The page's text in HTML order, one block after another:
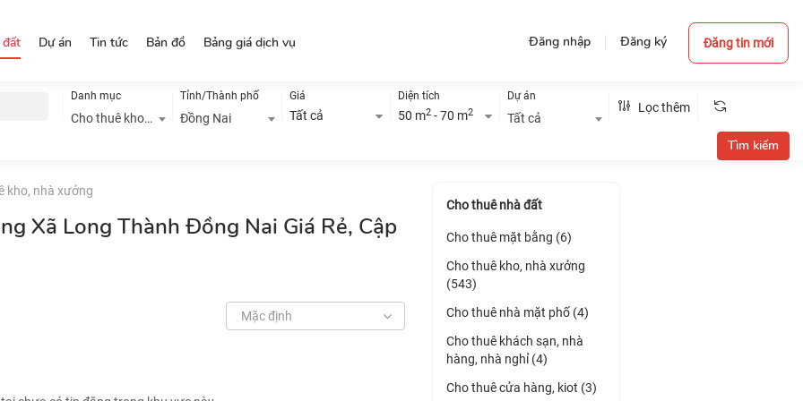
Đăng nhập Đăng ký Đăng tin mới
đất Dự án Tin tức Bản đồ Bảng giá dịch vụ
Danh mục
Cho thuê kho, nhà xưởng
Tỉnh/Thành phố
Đồng Nai
Giá
Tất cả
Diện tích
50 m2 - 70 m2
Dự án
Tất cả
Lọc thêm
kho, nhà xưởng
Xã Long Thành Đồng Nai Giá Rẻ, Cập
Mặc định
Cho thuê nhà đất
Cho thuê mặt bằng (6)
Cho thuê kho, nhà xưởng
(543)
Cho thuê nhà mặt phố (4)
Cho thuê khách sạn, nhà
hàng, nhà nghỉ (4)
Cho thuê cửa hàng, kiot (3)